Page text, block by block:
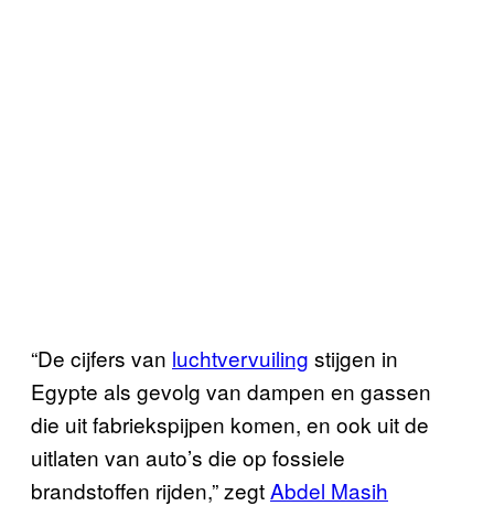
“De cijfers van luchtvervuiling stijgen in
Egypte als gevolg van dampen en gassen
die uit fabriekspijpen komen, en ook uit de
uitlaten van auto’s die op fossiele
brandstoffen rijden,” zegtAbdel Masih